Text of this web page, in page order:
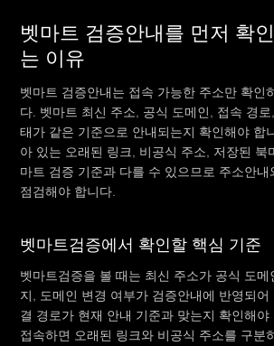
벳마트 검증안내를 먼저 확
는 이유
벳마트 검증안내는 접속 가능한 주소만 확인
다. 벳마트 최신 주소, 공식 도메인, 접속 경
태가 같은 기준으로 안내되는지 확인해야 합
아 있는 오래된 링크, 비공식 주소, 저장된 북
마트 검증 기준과 다를 수 있으므로 주소안내
점검해야 합니다.
벳마트검증에서 확인할 핵심 기준
벳마트검증을 볼 때는 최신 주소가 공식 도
지, 도메인 변경 여부가 검증안내에 반영되어
결 경로가 현재 안내 기준과 맞는지 확인해
접속하면 오래된 링크와 비공식 주소를 구분